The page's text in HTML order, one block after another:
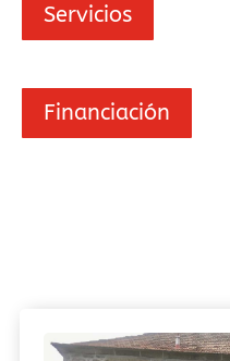
Servicios
Financiación